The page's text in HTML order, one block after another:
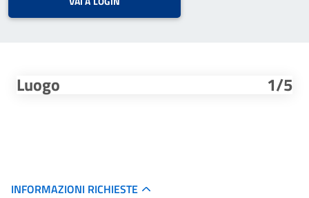
Luogo 1/5
INFORMAZIONI RICHIESTE